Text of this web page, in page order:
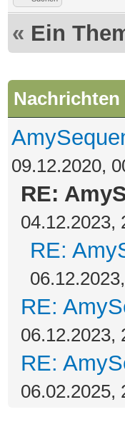
« Ein
Nachrichten
09.12.2020,
RE:
04.12.2023,
RE:
RE:
06.12.2023,
RE:
06.02.2025,